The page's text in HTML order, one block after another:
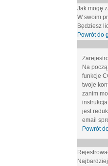
Jak mogę
W swoim
Będziesz
Powrót do
Na
funkcje
twoje
zanim
jest
email
Powrót